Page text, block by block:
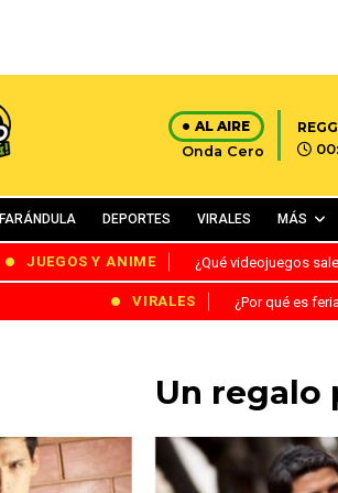
AL AIRE
Onda Cero
FARÁNDULA DEPORTES VIRALES MÁS
JUEGOS Y ANIME ¿Qué videojuegos
VIRALES ¿Por qué es
Un regalo